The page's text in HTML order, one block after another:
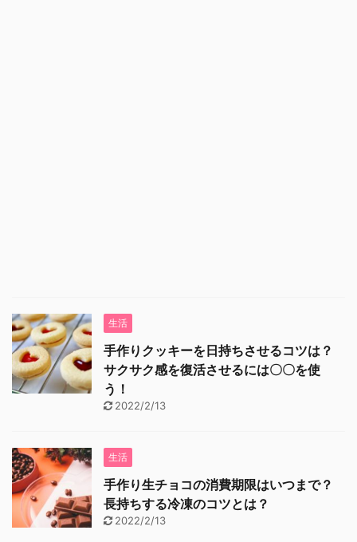
生活
手作りクッキーを日持ちさせるコツは？
サクサク感を復活させるには〇〇を使
う！
2022/2/13
生活
手作り生チョコの消費期限はいつまで？
長持ちする冷凍のコツとは？
2022/2/13